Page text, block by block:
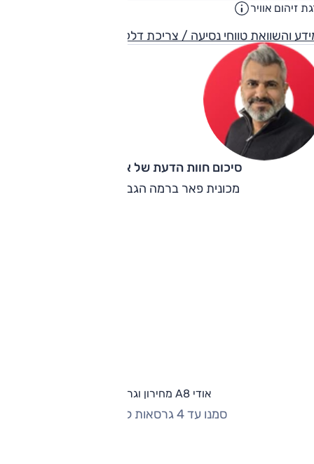
זיהום אוויר
והשוואת טווחי נסיעה / צריכת דלק
סיכום חוות הדעת של אוהד אלגוב
מכונית פאר ברמה הגבוהה ביותר.
אודי A8 מחירון וגרסאות
סמנו עד 4 גרסאות להשוואה